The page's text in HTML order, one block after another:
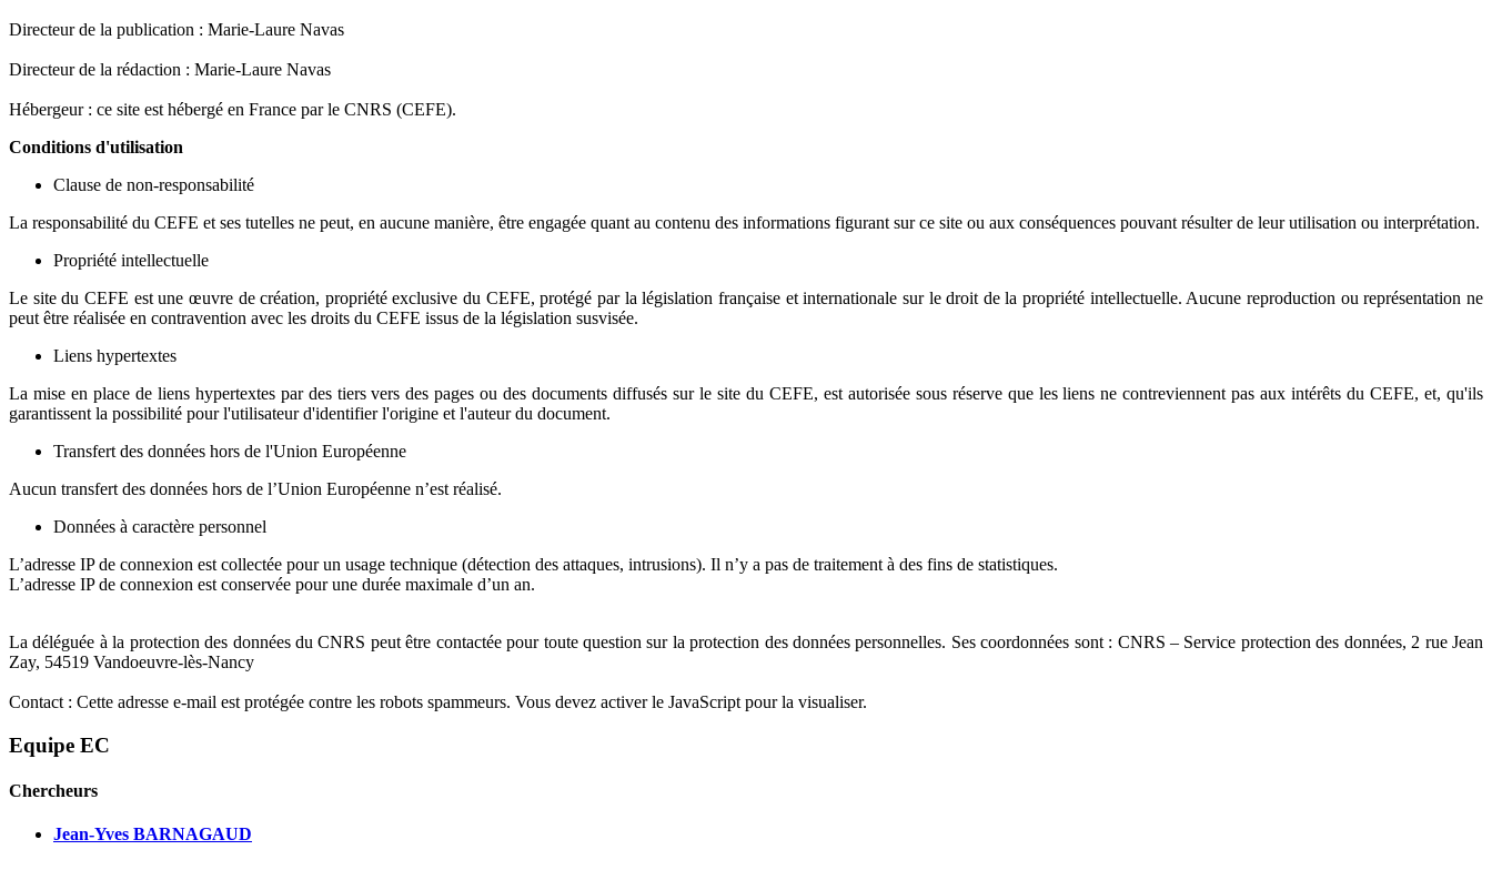
Directeur de la publication : Marie-Laure Navas
Directeur de la rédaction : Marie-Laure Navas
Hébergeur : ce site est hébergé en France par le CNRS (CEFE).
Conditions d'utilisation
Clause de non-responsabilité
La responsabilité du CEFE et ses tutelles ne peut, en aucune manière, être engagée quant au contenu des informations figurant sur ce site ou aux conséquences pouvant résulter de leur utilisation ou interprétation.
Propriété intellectuelle
Le site du CEFE est une œuvre de création, propriété exclusive du CEFE, protégé par la législation française et internationale sur le droit de la propriété intellectuelle. Aucune reproduction ou représentation ne
peut être réalisée en contravention avec les droits du CEFE issus de la législation susvisée.
Liens hypertextes
La mise en place de liens hypertextes par des tiers vers des pages ou des documents diffusés sur le site du CEFE, est autorisée sous réserve que les liens ne contreviennent pas aux intérêts du CEFE, et, qu'ils
garantissent la possibilité pour l'utilisateur d'identifier l'origine et l'auteur du document.
Transfert des données hors de l'Union Européenne
Aucun transfert des données hors de l’Union Européenne n’est réalisé.
Données à caractère personnel
L’adresse IP de connexion est collectée pour un usage technique (détection des attaques, intrusions). Il n’y a pas de traitement à des fins de statistiques.
L’adresse IP de connexion est conservée pour une durée maximale d’un an.
La déléguée à la protection des données du CNRS peut être contactée pour toute question sur la protection des données personnelles. Ses coordonnées sont : CNRS – Service protection des données, 2 rue Jean
Zay, 54519 Vandoeuvre-lès-Nancy
Contact : Cette adresse e-mail est protégée contre les robots spammeurs. Vous devez activer le JavaScript pour la visualiser.
Equipe EC
Chercheurs
Jean-Yves BARNAGAUD